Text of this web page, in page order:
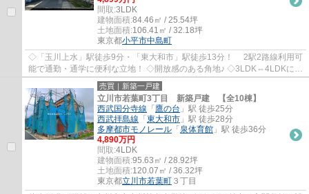
間取:3LDK
建物面積:84.46㎡ / 25.54坪
土地面積:106.41㎡ / 32.18坪
東京都小平市中島町
◇「玉川上水」駅徒歩9分・「東大和市」駅徒歩13分！ 2駅2路線利用可
能で通勤・通学に便利な立地！ ◇開放感のある角地♪ ◇3LDK⇔4LDKに間
取り変更可！ ◇並列駐車2台分あり（車種による...
売買｜新築一戸建
立川市若葉町3丁目 新築戸建 【全10棟】
西武国分寺線 「 鷹の台 」駅 徒歩25分
西武拝島線 「 東大和市 」駅 徒歩28分
多摩都市モノレール 「 泉体育館 」駅 徒歩36分
4,890万円
間取:4LDK
建物面積:95.63㎡ / 28.92坪
土地面積:120.07㎡ / 36.32坪
東京都立川市若葉町 ３丁目